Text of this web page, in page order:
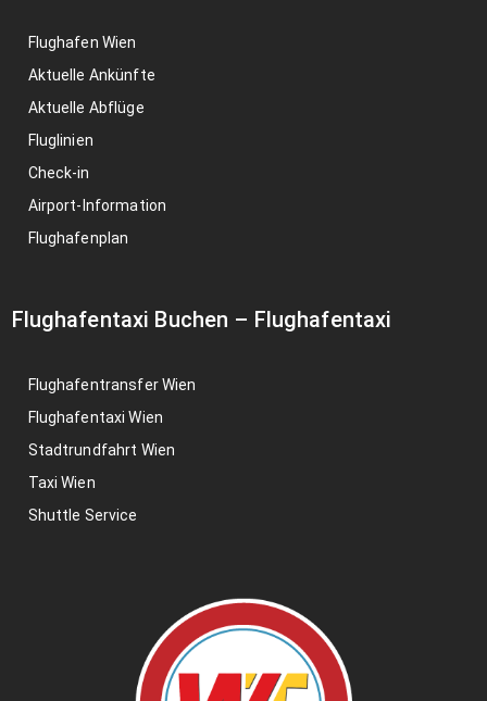
Flughafen Wien
Aktuelle Ankünfte
Aktuelle Abflüge
Fluglinien
Check-in
Airport-Information
Flughafenplan
Flughafentaxi Buchen – Flughafentaxi
Flughafentransfer Wien
Flughafentaxi Wien
Stadtrundfahrt Wien
Taxi Wien
Shuttle Service